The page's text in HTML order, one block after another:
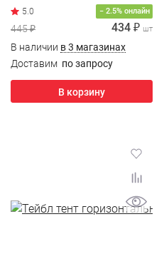
− 2.5% онлайн
445 ₽ 434 ₽ шт
В наличии в 3 магазинах
Доставим по запросу
В корзину